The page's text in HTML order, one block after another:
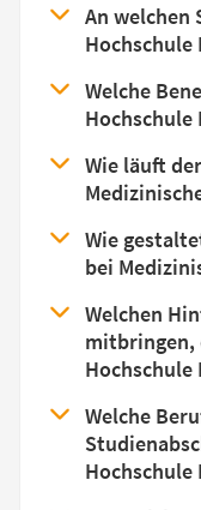
An welchen
Welche
Wie läuft
Wie
bei
Welchen
mitbringen,
Welche
Hochschule